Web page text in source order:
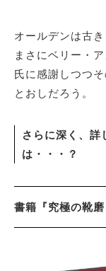
オールデンは古
まさにベリー・
氏に感謝しつつ
とおしだろう。
さらに深く、詳
は・・・？
書籍『究極の靴